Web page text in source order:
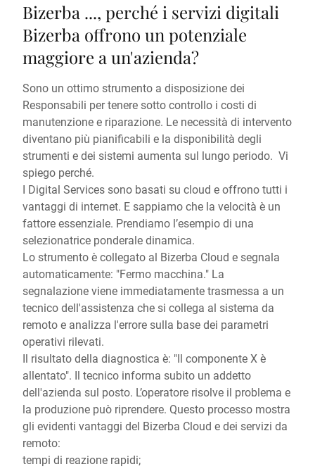
Bizerba ..., perché i servizi digitali
Bizerba offrono un potenziale
maggiore a un'azienda?
Sono un ottimo strumento a disposizione dei
Responsabili per tenere sotto controllo i costi di
manutenzione e riparazione. Le necessità di intervento
diventano più pianificabili e la disponibilità degli
strumenti e dei sistemi aumenta sul lungo periodo. Vi
spiego perché.
I Digital Services sono basati su cloud e offrono tutti i
vantaggi di internet. E sappiamo che la velocità è un
fattore essenziale. Prendiamo l’esempio di una
selezionatrice ponderale dinamica.
Lo strumento è collegato al Bizerba Cloud e segnala
automaticamente: "Fermo macchina." La
segnalazione viene immediatamente trasmessa a un
tecnico dell'assistenza che si collega al sistema da
remoto e analizza l'errore sulla base dei parametri
operativi rilevati.
Il risultato della diagnostica è: "Il componente X è
allentato". Il tecnico informa subito un addetto
dell'azienda sul posto. L’operatore risolve il problema e
la produzione può riprendere. Questo processo mostra
gli evidenti vantaggi del Bizerba Cloud e dei servizi da
remoto:
tempi di reazione rapidi;